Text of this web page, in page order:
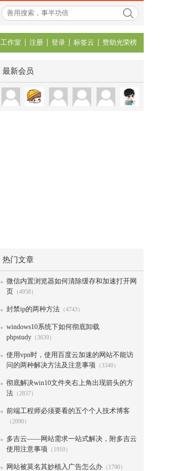
工作室 注册 登录 标签云 赞助光荣榜
最新会员
热门文章
微信内置浏览器如何清除缓存和加速打开网
页 （4958）
封禁ip的两种方法 （4743）
windows10系统下如何彻底卸载
phpstudy （3639）
使用vpn时，使用百度云加速的网站不能访
问的两种解决方法及注意事项 （3340）
彻底解决win10文件夹右上角出现箭头的方
法 （2837）
前端工程师必须要看的五个个人技术博客
（2090）
多吉云——网站需求一站式解决，附多吉云
使用注意事项 （1910）
网站被莫名其妙植入广告怎么办 （1790）